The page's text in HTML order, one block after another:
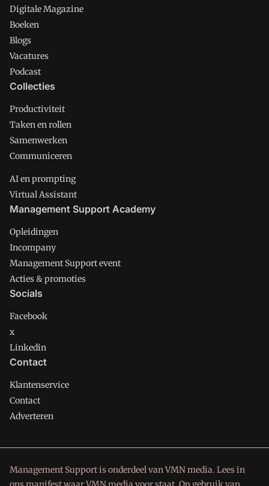
Digitale Magazine
Boeken
Blogs
Vacatures
Podcast
Collecties
Productiviteit
Taken en rollen
Samenwerken
Communiceren
AI en prompting
Virtual Assistant
Management Support Academy
Opleidingen
Incompany
Management Support event
Acties & promoties
Socials
Facebook
x
Linkedin
Contact
Klantenservice
Contact
Adverteren
Management Support is onderdeel van VMN media. Lees in